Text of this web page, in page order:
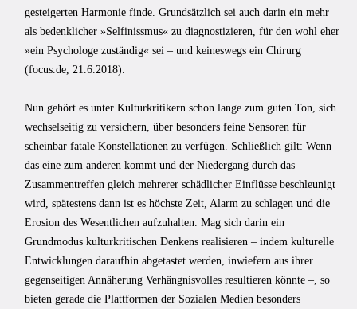
gesteigerten Harmonie finde. Grundsätzlich sei auch darin ein mehr
als bedenklicher »Selfinissmus« zu diagnostizieren, für den wohl eher
»ein Psychologe zuständig« sei – und keineswegs ein Chirurg
(focus.de, 21.6.2018).
Nun gehört es unter Kulturkritikern schon lange zum guten Ton, sich
wechselseitig zu versichern, über besonders feine Sensoren für
scheinbar fatale Konstellationen zu verfügen. Schließlich gilt: Wenn
das eine zum anderen kommt und der Niedergang durch das
Zusammentreffen gleich mehrerer schädlicher Einflüsse beschleunigt
wird, spätestens dann ist es höchste Zeit, Alarm zu schlagen und die
Erosion des Wesentlichen aufzuhalten. Mag sich darin ein
Grundmodus kulturkritischen Denkens realisieren – indem kulturelle
Entwicklungen daraufhin abgetastet werden, inwiefern aus ihrer
gegenseitigen Annäherung Verhängnisvolles resultieren könnte –, so
bieten gerade die Plattformen der Sozialen Medien besonders